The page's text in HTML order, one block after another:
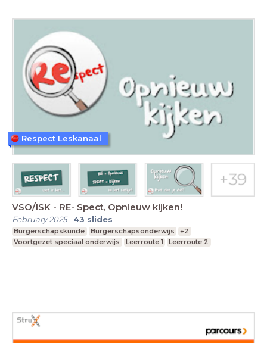
VSO/ISK - RE- Spect, Opnieuw kijken!
February 2025- 43 slides
Burgerschapskunde Burgerschapsonderwijs
+2
Voortgezet speciaal onderwijs
Leerroute 1 Leerroute 2
Respect Leskanaal